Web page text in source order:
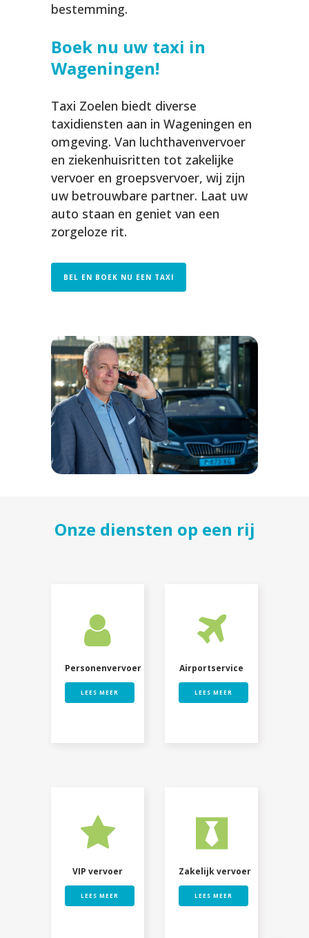
bestemming.
Boek nu uw taxi in
Wageningen!
Taxi Zoelen biedt diverse
taxidiensten aan in Wageningen en
omgeving. Van luchthavenvervoer
en ziekenhuisritten tot zakelijke
vervoer en groepsvervoer, wij zijn
uw betrouwbare partner. Laat uw
auto staan en geniet van een
zorgeloze rit.
BEL EN BOEK NU EEN TAXI
Onze diensten op een rij
Personenvervoer
LEES MEER
Airportservice
LEES MEER
VIP vervoer
LEES MEER
Zakelijk vervoer
LEES MEER